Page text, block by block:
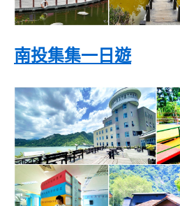
南投集集一日遊